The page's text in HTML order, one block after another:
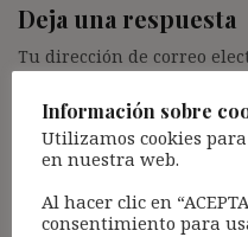
Deja una respuesta
Tu dirección de correo
Comentario*
Información sobre
Utilizamos cookies
en nuestra web.
Al hacer clic en
consentimiento para